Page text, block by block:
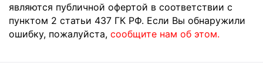
являются публичной офертой в соответствии с
пунктом 2 статьи 437 ГК РФ. Если Вы обнаружили
ошибку, пожалуйста, сообщите нам об этом.